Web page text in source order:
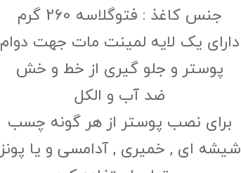
جنس کاغذ :‌ فتوگلاسه 260 گرم
دارای یک لایه لمینت مات جهت دوام
پوستر و جلو گیری از خط و خش
ضد آب و الکل
برای نصب پوستر از هر گونه چسب
شیشه ای , خمیری , آدامسی و یا پونز